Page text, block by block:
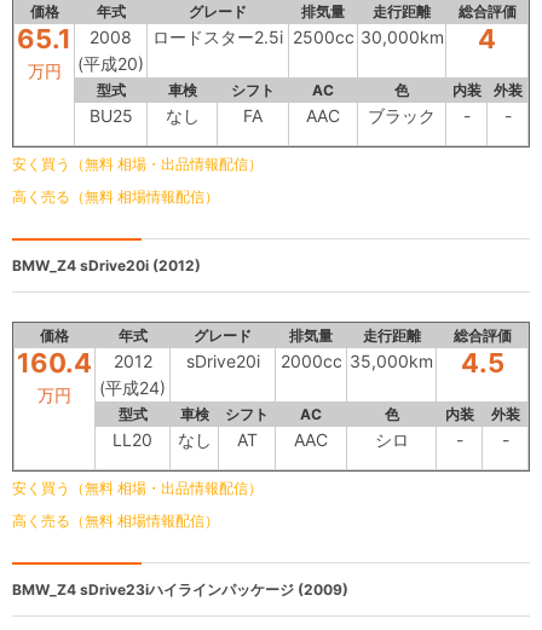
価格 年式 グレード 排気量 走行距離 総合評価
65.1
万円
2008
(平成20)
ロードスター2.5i 2500cc 30,000km 4
型式 車検 シフト AC 色 内装 外装
BU25 なし FA AAC ブラック - -
安く買う（無料 相場・出品情報配信）
高く売る（無料 相場情報配信）
BMW_Z4 sDrive20i (2012)
価格 年式 グレード 排気量 走行距離 総合評価
160.4
万円
2012
(平成24)
sDrive20i 2000cc 35,000km 4.5
型式 車検 シフト AC 色 内装 外装
LL20 なし AT AAC シロ - -
安く買う（無料 相場・出品情報配信）
高く売る（無料 相場情報配信）
BMW_Z4 sDrive23iハイラインパッケージ (2009)